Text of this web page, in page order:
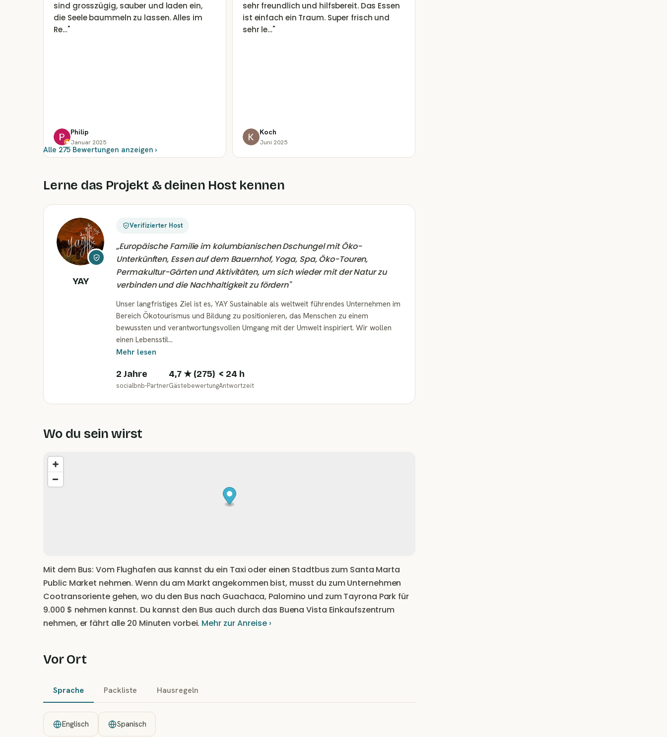
sind grosszügig, sauber und laden ein,
die Seele baummeln zu lassen. Alles im
Re…"
Philip
Januar 2025
sehr freundlich und hilfsbereit. Das Essen
ist einfach ein Traum. Super frisch und
sehr le…"
Koch
Juni 2025
Alle 275 Bewertungen anzeigen ›
Lerne das Projekt & deinen Host kennen
YAY
Verifizierter Host
„Europäische Familie im kolumbianischen Dschungel mit Öko-
Unterkünften, Essen auf dem Bauernhof, Yoga, Spa, Öko-Touren,
Permakultur-Gärten und Aktivitäten, um sich wieder mit der Natur zu
verbinden und die Nachhaltigkeit zu fördern"
Unser langfristiges Ziel ist es, YAY Sustainable als weltweit führendes Unternehmen im
Bereich Ökotourismus und Bildung zu positionieren, das Menschen zu einem
bewussten und verantwortungsvollen Umgang mit der Umwelt inspiriert. Wir wollen
einen Lebensstil…
Mehr lesen
2 Jahre
socialbnb-Partner
4,7★ (275)
Gästebewertung
< 24 h
Antwortzeit
Wo du sein wirst
Mit dem Bus: Vom Flughafen aus kannst du ein Taxi oder einen Stadtbus zum Santa Marta
Public Market nehmen. Wenn du am Markt angekommen bist, musst du zum Unternehmen
Cootransoriente gehen, wo du den Bus nach Guachaca, Palomino und zum Tayrona Park für
9.000 $ nehmen kannst. Du kannst den Bus auch durch das Buena Vista Einkaufszentrum
nehmen, er fährt alle 20 Minuten vorbei. Mehr zur Anreise ›
Vor Ort
Sprache Packliste Hausregeln
Englisch Spanisch